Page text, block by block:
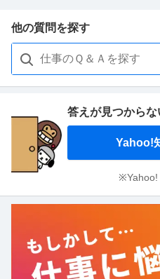
他の質問を探す
答えが見つからな
Yahoo!
※Yahoo!